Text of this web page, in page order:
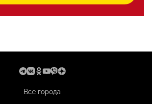
Все города